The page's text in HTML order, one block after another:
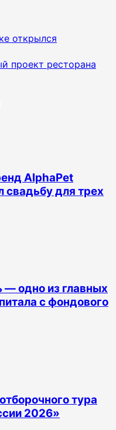
открылся
проект ресторана
AlphaPet
свадьбу для трех
одно из главных
с фондового
тура
2026»